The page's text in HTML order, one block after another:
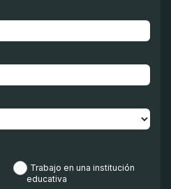
Trabajo en una institución
educativa